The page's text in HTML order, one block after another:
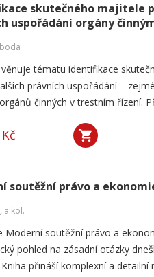
skutečného majitele
uspořádání orgány
věnuje tématu identifikace
právních uspořádání –
činných v trestním řízení.
soutěžní právo a
, a kol.
Moderní soutěžní právo a
pohled na zásadní otázky
přináší komplexní a detailní